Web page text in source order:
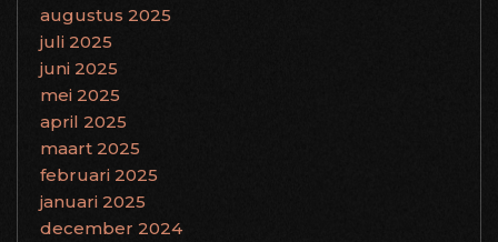
augustus 2025
juli 2025
juni 2025
mei 2025
april 2025
maart 2025
februari 2025
januari 2025
december 2024